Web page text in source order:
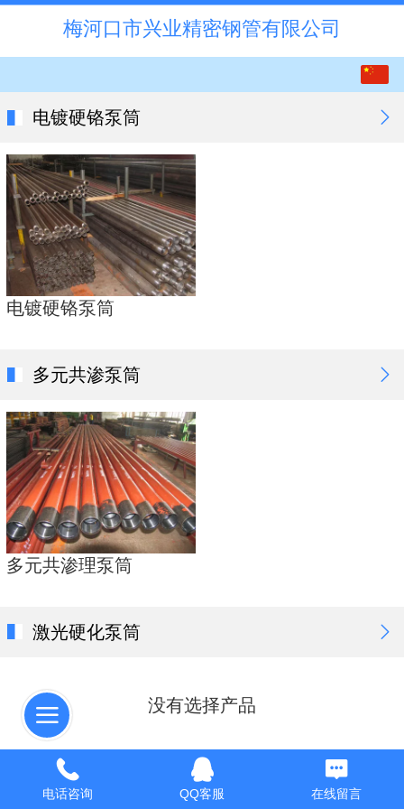
梅河口市兴业精密钢管有限公司
电镀硬铬泵筒
电镀硬铬泵筒
多元共渗泵筒
多元共渗理泵筒
激光硬化泵筒
没有选择产品
渗碳泵筒
电话咨询 QQ客服 在线留言